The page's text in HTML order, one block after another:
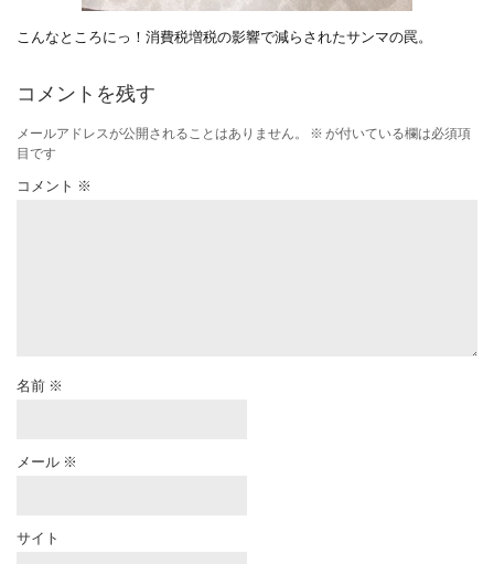
こんなところにっ！消費税増税の影響で減らされたサンマの罠。
コメントを残す
メールアドレスが公開されることはありません。 ※ が付いている欄は必須項
目です
コメント ※
名前 ※
メール ※
サイト